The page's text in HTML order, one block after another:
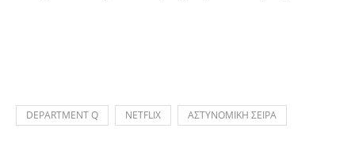
DEPARTMENT Q NETFLIX ΑΣΤΥΝΟΜΙΚΗ ΣΕΙΡΑ